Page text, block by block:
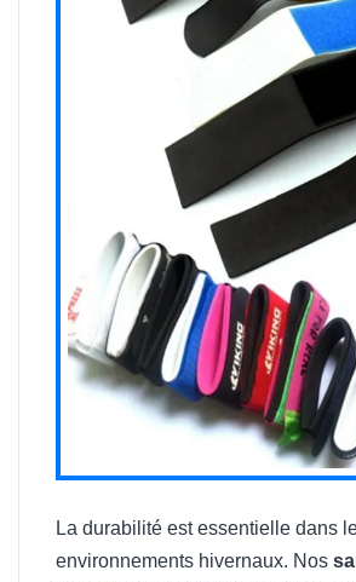
La durabilité est essentielle dans
environnements hivernaux. Nos